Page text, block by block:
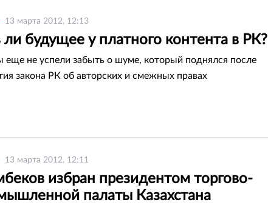
13 марта 2012, 12:13
ли будущее у платного контента в РК?
еще не успели забыть о шуме, который поднялся после
закона РК об авторских и смежных правах
13 марта 2012, 12:11
избран президентом торгово-
палаты Казахстана